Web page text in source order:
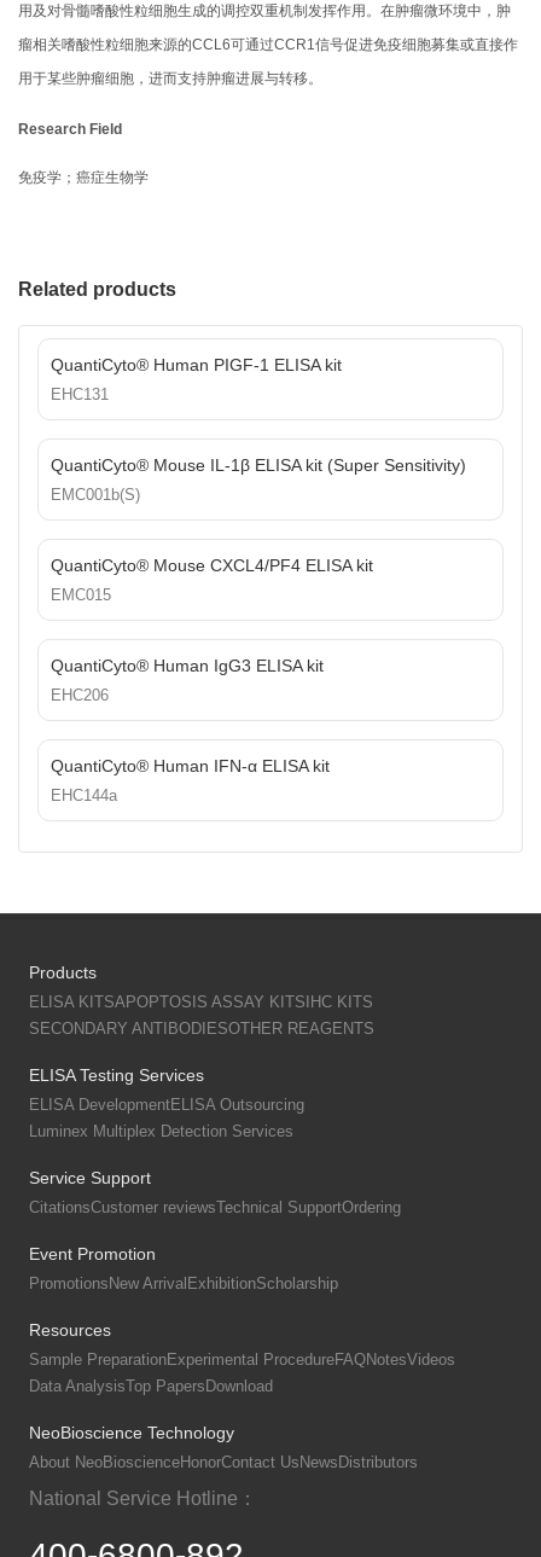
用及对骨髓嗜酸性粒细胞生成的调控双重机制发挥作用。在肿瘤微环境中，肿
瘤相关嗜酸性粒细胞来源的CCL6可通过CCR1信号促进免疫细胞募集或直接作
用于某些肿瘤细胞，进而支持肿瘤进展与转移。
Research Field
免疫学；癌症生物学
Related products
QuantiCyto® Human PIGF-1 ELISA kit
EHC131
QuantiCyto® Mouse IL-1β ELISA kit (Super Sensitivity)
EMC001b(S)
QuantiCyto® Mouse CXCL4/PF4 ELISA kit
EMC015
QuantiCyto® Human IgG3 ELISA kit
EHC206
QuantiCyto® Human IFN-α ELISA kit
EHC144a
Products
ELISA KITSAPOPTOSIS ASSAY KITSIHC KITS
SECONDARY ANTIBODIESOTHER REAGENTS
ELISA Testing Services
ELISA DevelopmentELISA Outsourcing
Luminex Multiplex Detection Services
Service Support
CitationsCustomer reviewsTechnical SupportOrdering
Event Promotion
PromotionsNew ArrivalExhibitionScholarship
Resources
Sample PreparationExperimental ProcedureFAQNotesVideos
Data AnalysisTop PapersDownload
NeoBioscience Technology
About NeoBioscienceHonorContact UsNewsDistributors
National Service Hotline：